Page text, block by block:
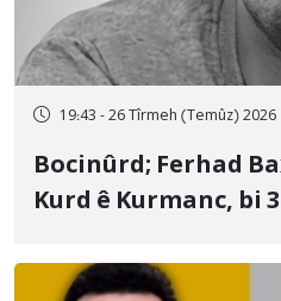
19:43 - 26 Tîrmeh (Temûz) 2026
Bocinûrd; Ferhad
Kurd ê Kurmanc, bi